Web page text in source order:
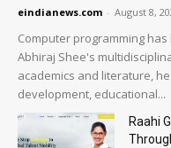
eindianews.com - August 8,
Computer programming
Abhiraj Shee's
academics and literature,
development, educational...
Raahi